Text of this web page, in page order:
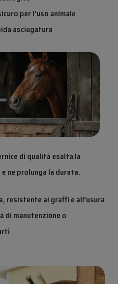
per l’uso animale
asciugatura
di qualità esalta la
ne prolunga la durata.
resistente ai graffi e all’usura
di manutenzione o